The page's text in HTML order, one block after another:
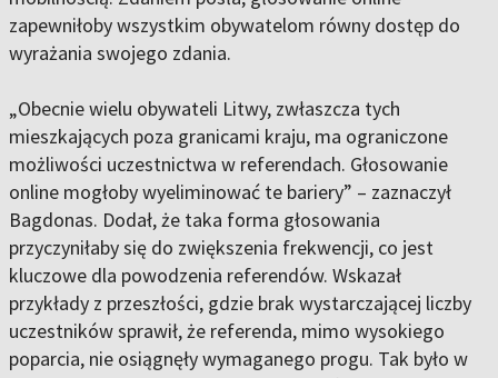
zapewniłoby wszystkim obywatelom równy dostęp do
wyrażania swojego zdania.
„Obecnie wielu obywateli Litwy, zwłaszcza tych
mieszkających poza granicami kraju, ma ograniczone
możliwości uczestnictwa w referendach. Głosowanie
online mogłoby wyeliminować te bariery” – zaznaczył
Bagdonas. Dodał, że taka forma głosowania
przyczyniłaby się do zwiększenia frekwencji, co jest
kluczowe dla powodzenia referendów. Wskazał
przykłady z przeszłości, gdzie brak wystarczającej liczby
uczestników sprawił, że referenda, mimo wysokiego
poparcia, nie osiągnęły wymaganego progu. Tak było w